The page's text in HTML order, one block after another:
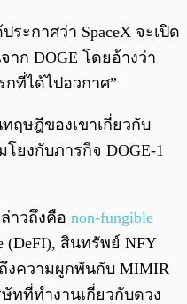
ะกาศว่า SpaceX จะเปิด
ก DOGE โดยอ้างว่า
กที่ได้ไปอวกาศ”
ฤษฎีของเขาเกี่ยวกับ
ยงกับภารกิจ DOGE-1
าวถึงคือ non-fungible
(DeFI), สินทรัพย์ NFY
ถึงความผูกพันกับ MIMIR
ษัทที่ทำงานเกี่ยวกับดวง